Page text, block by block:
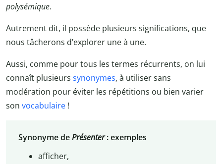
polysémique.
Autrement dit, il possède plusieurs significations, que
nous tâcherons d’explorer une à une.
Aussi, comme pour tous les termes récurrents, on lui
connaît plusieurs synonymes, à utiliser sans
modération pour éviter les répétitions ou bien varier
son vocabulaire !
Synonyme dePrésenter: exemples
afficher,